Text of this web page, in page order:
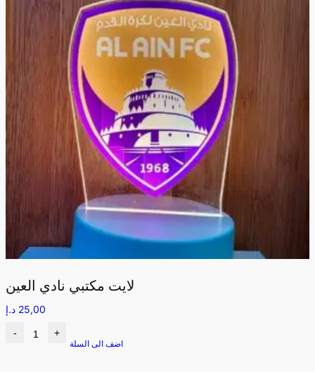
لايت مكتبي نادي العين
25,00 د.إ
- +
اضف الى السلة